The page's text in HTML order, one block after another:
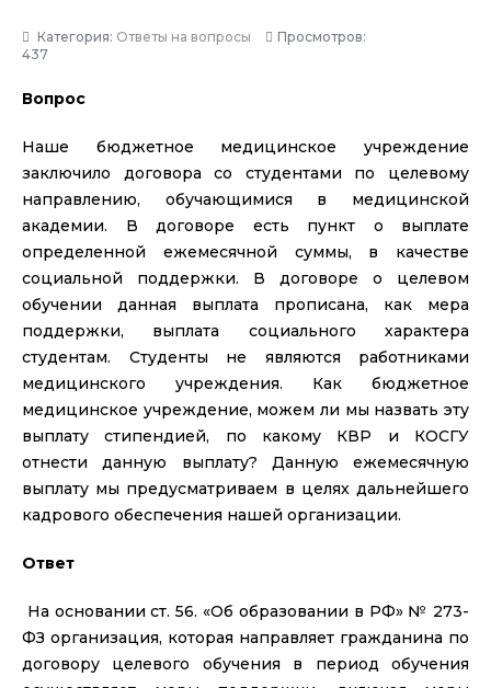
Категория: Ответы на вопросы
Просмотров:
437
Вопрос
Наше бюджетное медицинское учреждение
заключило договора со студентами по целевому
направлению, обучающимися в медицинской
академии. В договоре есть пункт о выплате
определенной ежемесячной суммы, в качестве
социальной поддержки. В договоре о целевом
обучении данная выплата прописана, как мера
поддержки, выплата социального характера
студентам. Студенты не являются работниками
медицинского учреждения. Как бюджетное
медицинское учреждение, можем ли мы назвать эту
выплату стипендией, по какому КВР и КОСГУ
отнести данную выплату? Данную ежемесячную
выплату мы предусматриваем в целях дальнейшего
кадрового обеспечения нашей организации.
Ответ
На основании ст. 56. «Об образовании в РФ» № 273-
ФЗ организация, которая направляет гражданина по
договору целевого обучения в период обучения